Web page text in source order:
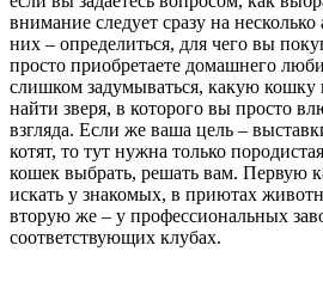
внимание следует сразу на
них – определиться, для чего вы
просто приобретаете домашнего
слишком задумываться, какую кошку
найти зверя, в которого вы просто
взгляда. Если же ваша цель –
котят, то тут нужна только
кошек выбрать, решать вам. Первую
искать у знакомых, в приютах
вторую же – у профессиональных
соответствующих клубах.